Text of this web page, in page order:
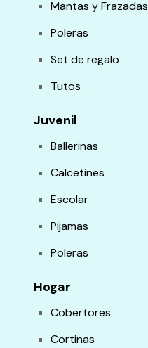
Mantas y Frazadas
Poleras
Set de regalo
Tutos
Juvenil
Ballerinas
Calcetines
Escolar
Pijamas
Poleras
Hogar
Cobertores
Cortinas